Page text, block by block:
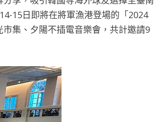
15日即將在將軍漁港登場的「2024
集、夕陽不插電音樂會，共計邀請9